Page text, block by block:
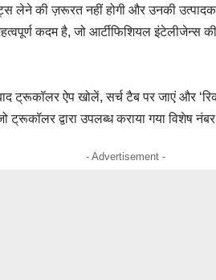
लेने की ज़रूरत नहीं होगी और उनकी
कदम है, जो आर्टीफिशियल इंटेलीजेन्स
ट्रूकॉलर ऐप खोलें, सर्च टैब पर जाएं और
ट्रूकॉलर द्वारा उपलब्ध कराया गया विशेष
- Advertisement -